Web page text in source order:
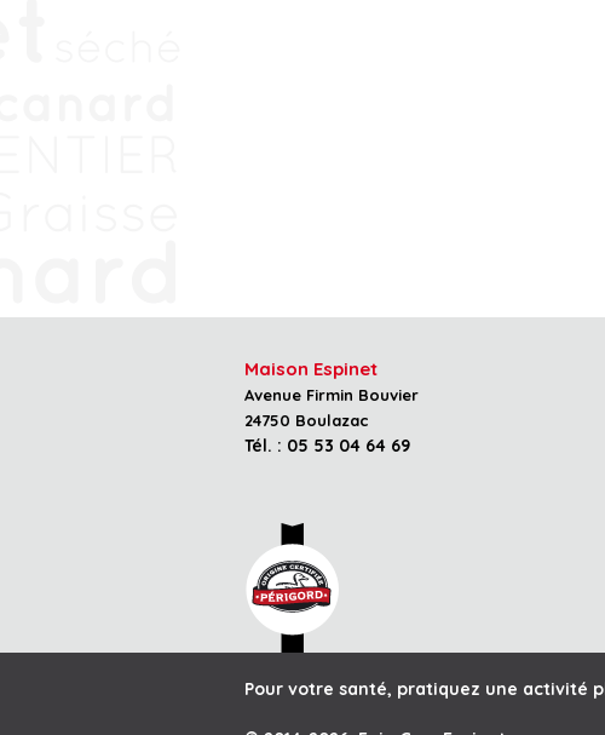
Maison Espinet
Avenue Firmin Bouvier
24750 Boulazac
Tél. : 05 53 04 64 69
Pour votre santé, pratiquez une activité